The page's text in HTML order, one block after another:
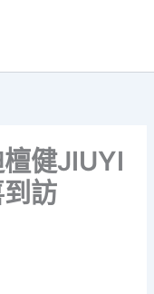
檀健JIUYI
訪